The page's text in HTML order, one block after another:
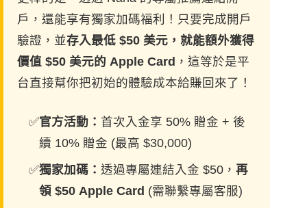
戶，還能享有獨家加碼福利！只要完成開戶
驗證，並存入最低 $50 美元，就能額外獲得
價值 $50 美元的 Apple Card ，這等於是平
台直接幫你把初始的體驗成本給賺回來了！
官方活動： 首次入金享 50% 贈金 + 後
續 10% 贈金 (最高 $30,000)
獨家加碼： 透過專屬連結入金 $50， 再
領 $50 Apple Card (需聯繫專屬客服)